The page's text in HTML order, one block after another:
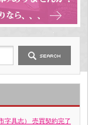
字具志） 売買契約完了